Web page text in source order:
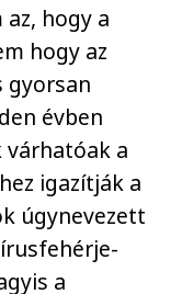
hogy a
hogy az
gyorsan
évben
várhatóak a
igazítják a
úgynevezett
a